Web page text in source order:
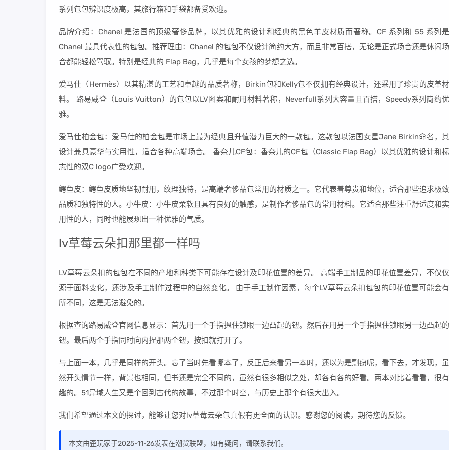
系列包包辨识度极高，其旅行箱和手袋都备受欢迎。
品牌介绍：Chanel 是法国的顶级奢侈品牌，以其优雅的设计和经典的黑色羊皮材质而著称。CF 系列和 55 系列是
Chanel 最具代表性的包包。推荐理由：Chanel 的包包不仅设计简约大方，而且非常百搭，无论是正式场合还是休闲场
合都能轻松驾驭。特别是经典的 Flap Bag，几乎是每个女孩的梦想之选。
爱马仕（Hermès）以其精湛的工艺和卓越的品质著称，Birkin包和Kelly包不仅拥有经典设计，还采用了珍贵的皮革材
料。 路易威登（Louis Vuitton）的包包以LV图案和耐用材料著称，Neverfull系列大容量且百搭，Speedy系列简约优
雅。
爱马仕柏金包：爱马仕的柏金包是市场上最为经典且升值潜力巨大的一款包。这款包以法国女星Jane Birkin命名，其
设计兼具豪华与实用性，适合各种高端场合。 香奈儿CF包：香奈儿的CF包（Classic Flap Bag）以其优雅的设计和标
志性的双C logo广受欢迎。
鳄鱼皮：鳄鱼皮质地坚韧耐用，纹理独特，是高端奢侈品包常用的材质之一。它代表着尊贵和地位，适合那些追求极致
品质和独特性的人。小牛皮：小牛皮柔软且具有良好的触感，是制作奢侈品包的常用材料。它适合那些注重舒适度和实
用性的人，同时也能展现出一种优雅的气质。
lv草莓云朵扣那里都一样吗
LV草莓云朵扣的包包在不同的产地和种类下可能存在设计及印花位置的差异。 高端手工制品的印花位置差异，不仅仅
源于面料变化，还涉及手工制作过程中的自然变化。 由于手工制作因素，每个LV草莓云朵扣包包的印花位置可能会有
所不同，这是无法避免的。
根据查询路易威登官网信息显示：首先用一个手指摁住锁眼一边凸起的钮。然后在用另一个手指摁住锁眼另一边凸起的
钮。最后两个手指同时向内捏那两个钮，按扣就打开了。
与上面一本，几乎是同样的开头。忘了当时先看哪本了，反正后来看另一本时，还以为是剽窃呢，看下去，才发现，虽
然开头情节一样，背景也相同，但书还是完全不同的，虽然有很多相似之处，却各有各的好看。两本对比着看看，很有
趣的。51异域人生又是个回到古代的故事，不过那个时空，与历史上那个有很大出入。
我们希望通过本文的探讨，能够让您对lv草莓云朵包真假有更全面的认识。感谢您的阅读，期待您的反馈。
本文由歪玩家于2025-11-26发表在潮货联盟，如有疑问，请联系我们。